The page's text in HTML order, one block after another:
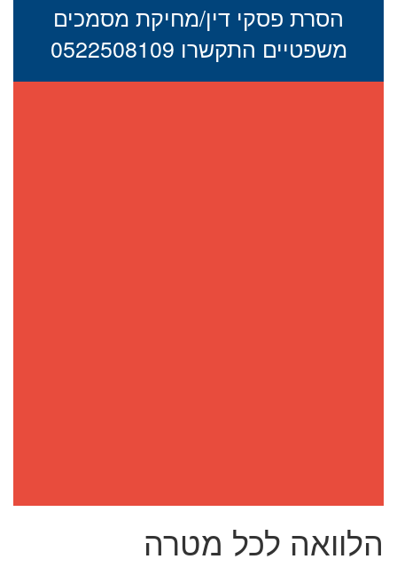
הסרת פסקי דין/מחיקת מסמכים
משפטיים התקשרו 0522508109
הלוואה לכל מטרה